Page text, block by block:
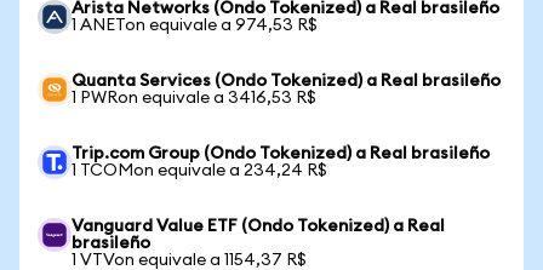
Arista Networks (Ondo Tokenized) a Real brasileño
1 ANETon equivale a 974,53 R$
Quanta Services (Ondo Tokenized) a Real brasileño
1 PWRon equivale a 3416,53 R$
Trip.com Group (Ondo Tokenized) a Real brasileño
1 TCOMon equivale a 234,24 R$
Vanguard Value ETF (Ondo Tokenized) a Real
brasileño
1 VTVon equivale a 1154,37 R$